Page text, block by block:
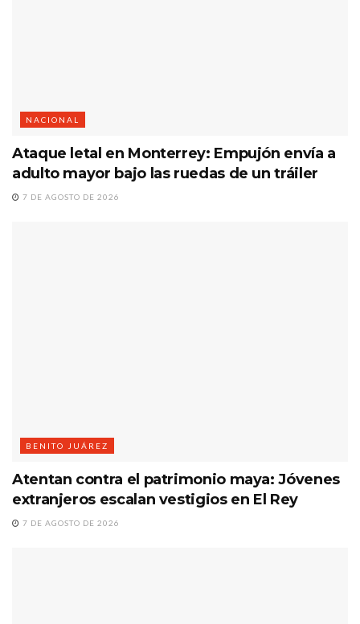
NACIONAL
Ataque letal en Monterrey: Empujón envía a
adulto mayor bajo las ruedas de un tráiler
7 DE AGOSTO DE 2026
BENITO JUÁREZ
Atentan contra el patrimonio maya: Jóvenes
extranjeros escalan vestigios en El Rey
7 DE AGOSTO DE 2026